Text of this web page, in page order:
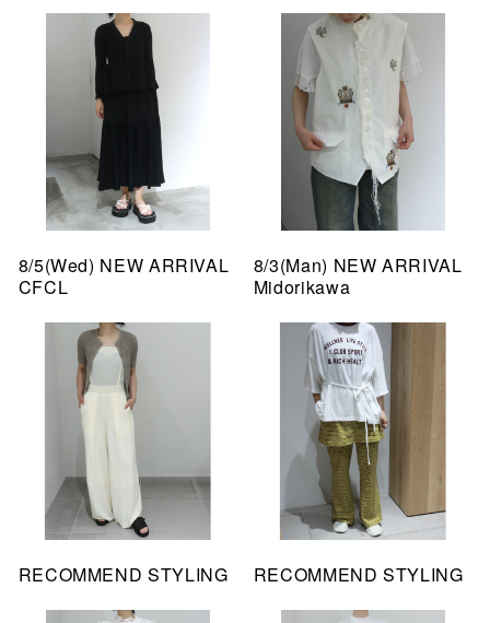
8/5(Wed) NEW ARRIVAL
CFCL
8/3(Man) NEW ARRIVAL
Midorikawa
RECOMMEND STYLING RECOMMEND STYLING